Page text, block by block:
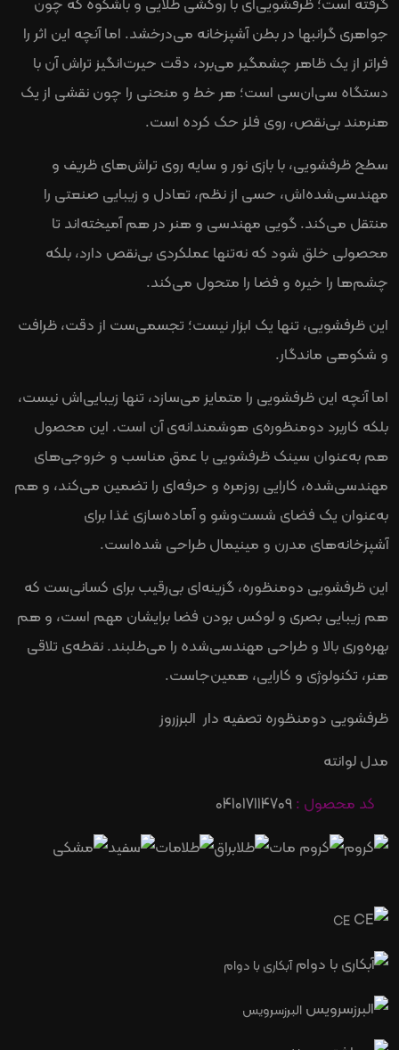
گرفته است؛ ظرفشویی‌ای با روکشی طلایی و باشکوه که چون
جواهری گرانبها در بطن آشپزخانه می‌درخشد. اما آنچه این اثر را
فراتر از یک ظاهر چشمگیر می‌برد، دقت حیرت‌انگیز تراش آن با
دستگاه سی‌ان‌سی است؛ هر خط و منحنی را چون نقشی از یک
هنرمند بی‌نقص، روی فلز حک کرده است.
سطح ظرفشویی، با بازی نور و سایه روی تراش‌های ظریف و
مهندسی‌شده‌اش، حسی از نظم، تعادل و زیبایی صنعتی را
منتقل می‌کند. گویی مهندسی و هنر در هم آمیخته‌اند تا
محصولی خلق شود که نه‌تنها عملکردی بی‌نقص دارد، بلکه
چشم‌ها را خیره و فضا را متحول می‌کند.
این ظرفشویی، تنها یک ابزار نیست؛ تجسمی‌ست از دقت، ظرافت
و شکوهی ماندگار.
اما آنچه این ظرفشویی را متمایز می‌سازد، تنها زیبایی‌اش نیست،
بلکه کاربرد دومنظوره‌ی هوشمندانه‌ی آن است. این محصول
هم به‌عنوان سینک ظرفشویی با عمق مناسب و خروجی‌های
مهندسی‌شده، کارایی روزمره‌ و حرفه‌ای را تضمین می‌کند، و هم
به‌عنوان یک فضای شست‌وشو و آماده‌سازی غذا برای
آشپزخانه‌های مدرن و مینیمال طراحی شده‌است.
این ظرفشویی دومنظوره، گزینه‌ای بی‌رقیب برای کسانی‌ست که
هم زیبایی بصری و لوکس بودن فضا برایشان مهم است، و هم
بهره‌وری بالا و طراحی مهندسی‌شده را می‌طلبند. نقطه‌ی تلاقی
هنر، تکنولوژی و کارایی، همین‌جاست.
ظرفشویی دومنظوره تصفیه دار البرزروز
مدل لوانته
کد محصول :
CE
آبکاری با دوام
البرزسرویس